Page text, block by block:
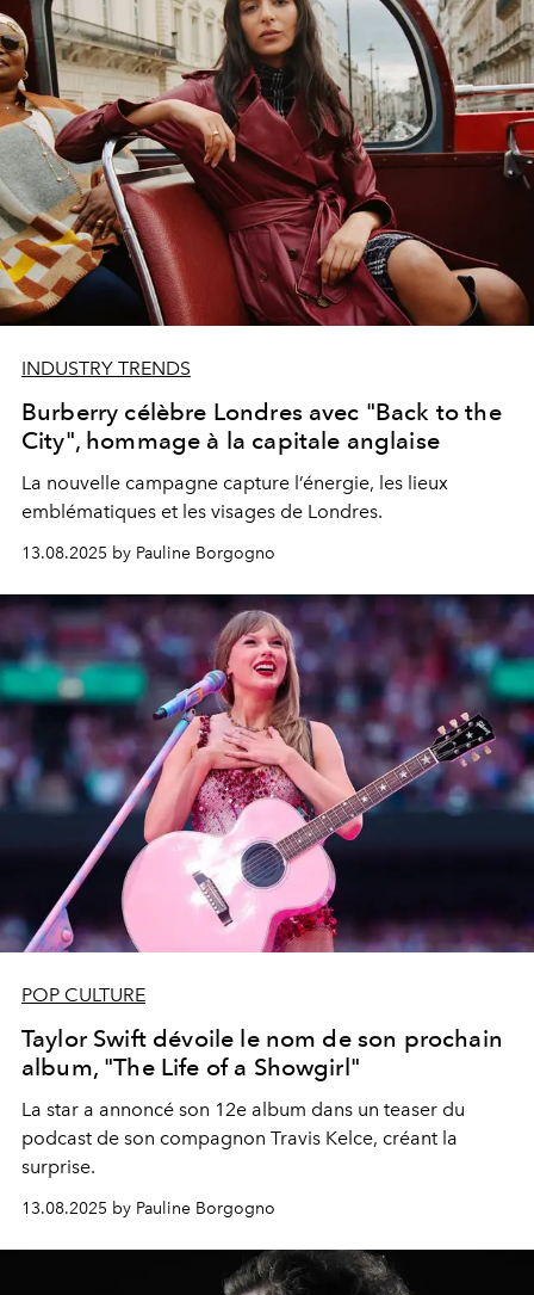
INDUSTRY TRENDS
Burberry célèbre Londres avec "Back to the
City", hommage à la capitale anglaise
La nouvelle campagne capture l’énergie, les lieux
emblématiques et les visages de Londres.
13.08.2025 by Pauline Borgogno
POP CULTURE
Taylor Swift dévoile le nom de son prochain
album, "The Life of a Showgirl"
La star a annoncé son 12e album dans un teaser du
podcast de son compagnon Travis Kelce, créant la
surprise.
13.08.2025 by Pauline Borgogno